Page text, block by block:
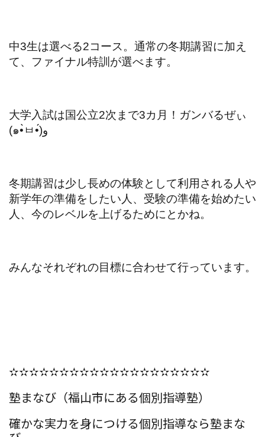
中3生は選べる2コース。通常の冬期講習に加え
て、ファイナル特訓が選べます。
大学入試は国公立2次まで3カ月！ガンバるぜぃ
(๑•̀ㅂ•́)و
冬期講習は少し長めの体験として利用される人や
新学年の準備をしたい人、受験の準備を始めたい
人、今のレベルを上げるためにとかね。
みんなそれぞれの目標に合わせて行っています。
✫✫✫✫✫✫✫✫✫✫✫✫✫✫✫✫✫✫✫✫
塾まなび（福山市にある個別指導塾）
確かな実力を身につける個別指導なら塾まな